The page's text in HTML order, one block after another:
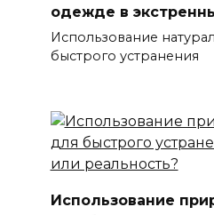
одежде в
Использование
быстрого устранения
Использование